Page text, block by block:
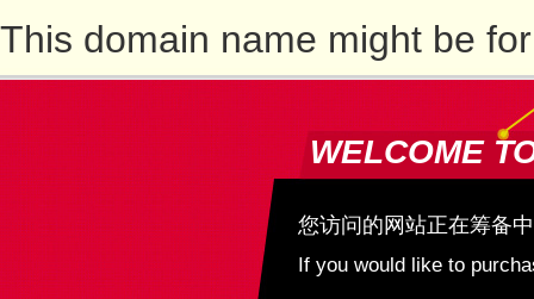
This domain name might be
WELCOME
您访问的网站正在筹备
If you would like to